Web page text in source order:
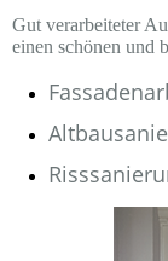
Gut verarbeiteter
einen schönen und